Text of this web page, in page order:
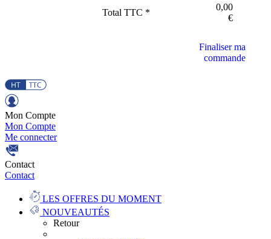
Total TTC *
0,00
€
Finaliser ma
commande
Mon Compte
Mon Compte
Me connecter
Contact
Contact
LES OFFRES DU MOMENT
NOUVEAUTÉS
Retour